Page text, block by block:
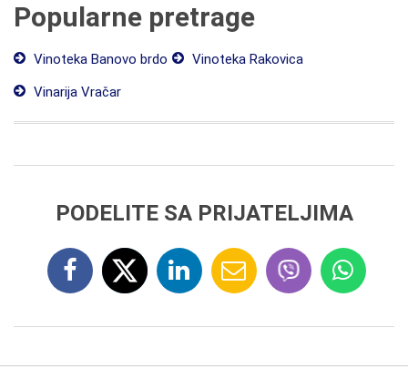
Popularne pretrage
Vinoteka Banovo brdo
Vinoteka Rakovica
Vinarija Vračar
PODELITE SA PRIJATELJIMA